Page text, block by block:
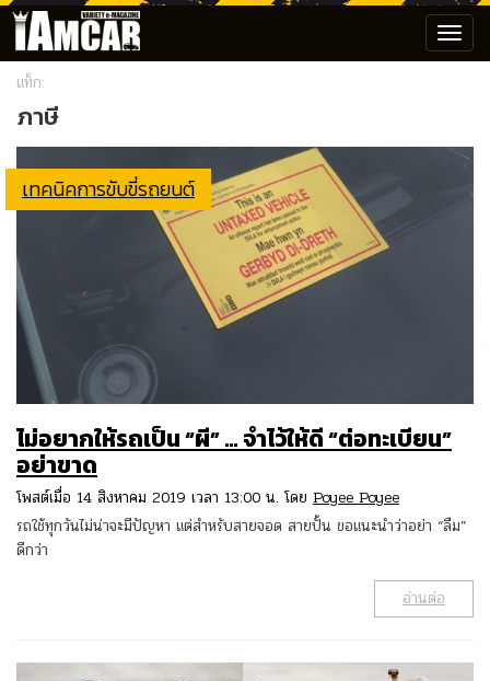
แท็ก:
ภาษี
เทคนิคการขับขี่รถยนต์
ไม่อยากให้รถเป็น “ผี” … จำไว้ให้ดี “ต่อทะเบียน”
อย่าขาด
โพสต์เมื่อ 14 สิงหาคม 2019 เวลา 13:00 น. โดย Poyee Poyee
รถใช้ทุกวันไม่น่าจะมีปัญหา แต่สำหรับสายจอด สายปั้น ขอแนะนำว่าอย่า “ลืม”
ดีกว่า
อ่านต่อ